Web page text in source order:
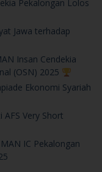
Jawa terhadap
Insan Cendekia
(OSN) 2025
Ekonomi Syariah
Very Short
IC Pekalongan